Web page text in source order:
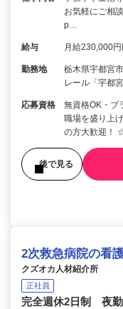
お気軽にご相
p…
給与 月給230,000円
勤務地
栃木県宇都宮
レール「宇都
応募資格
無資格OK・
職場を盛り上
の方大歓迎！
後で見る
2次救急病院の看
クズオカ人材紹介所
正社員
完全週休2日制 夜勤